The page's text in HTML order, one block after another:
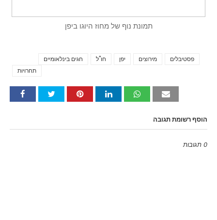
תמונת נוף של מחוז היוגו ביפן
חגים בינלאומיים חו"ל יפן מירוצים
פסטיבלים
תחרויות
הוסף רשומת תגובה
0 תגובות